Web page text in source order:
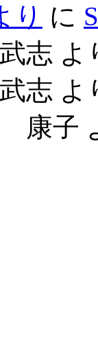
り に
志 よ
志 よ
康子